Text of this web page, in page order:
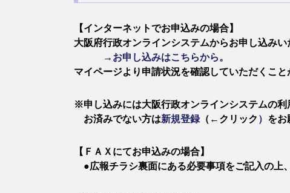
【インターネットでお申込みの場合】
大阪府行政オンラインシステムからお申し込みい
​ → お申し込みはこちらから。
マイページより申請状況を確認していただくこと
※申し込みには大阪行政オンラインシステムの利
お済みでない方は新規登録（←クリック ） をお
【ＦＡＸにてお申込みの場合】
●広報チラシ裏面にある必要事項をご記入の上